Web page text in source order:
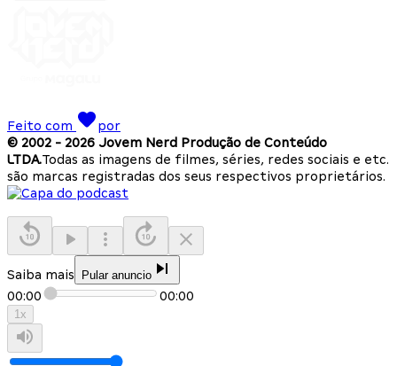
Feito com
por
© 2002 - 2026 Jovem Nerd Produção de Conteúdo
LTDA.Todas as imagens de filmes, séries, redes sociais e etc.
são marcas registradas dos seus respectivos proprietários.
Saiba mais Pular anuncio
00:00 00:00
1x